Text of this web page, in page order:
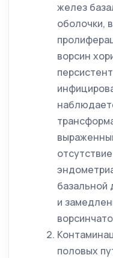
желез
оболочки,
ворсин
базальной
и
половых